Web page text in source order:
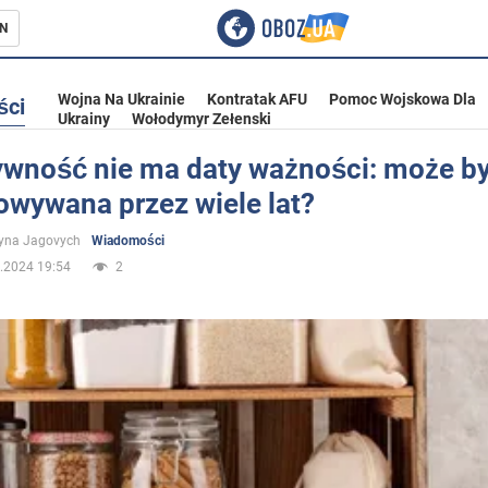
Ukrainie
Wojna Na Ukrainie Kontratak AFU
Pomoc Wojskowa Dla
Ukrainy
Wołodymyr Zełenski
nie ma daty ważności: może
przez wiele lat?
Jagovych
Wiadomości
19:54
2